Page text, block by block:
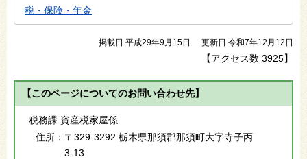
税・保険・年金
掲載日 平成29年9月15日 更新日 令和7年12月12日
【アクセス数 3925】
【このページについてのお問い合わせ先】
税務課 資産税家屋係
住所： 〒329-3292 栃木県那須郡那須町大字寺子丙
3-13